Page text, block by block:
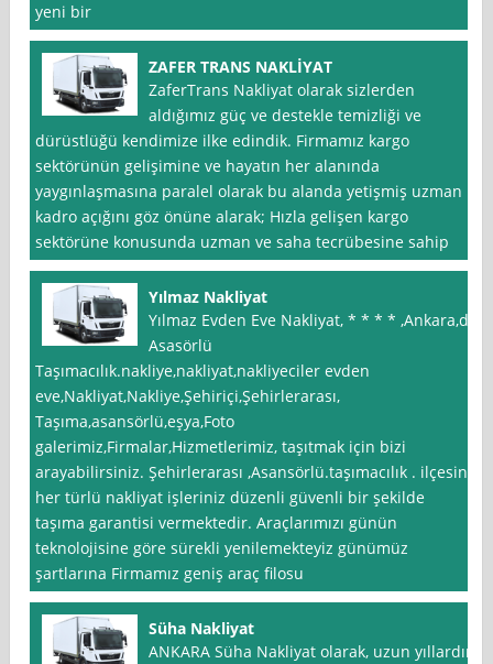
yeni bir
ZAFER TRANS NAKLİYAT
ZaferTrans Nakliyat olarak sizlerden
aldığımız güç ve destekle temizliği ve
dürüstlüğü kendimize ilke edindik. Firmamız kargo
sektörünün gelişimine ve hayatın her alanında
yaygınlaşmasına paralel olarak bu alanda yetişmiş uzman
kadro açığını göz önüne alarak; Hızla gelişen kargo
sektörüne konusunda uzman ve saha tecrübesine sahip
Yılmaz Nakliyat
Yılmaz Evden Eve Nakliyat, * * * * ,Ankara,da
Asasörlü
Taşımacılık.nakliye,nakliyat,nakliyeciler evden
eve,Nakliyat,Nakliye,Şehiriçi,Şehirlerarası,
Taşıma,asansörlü,eşya,Foto
galerimiz,Firmalar,Hizmetlerimiz, taşıtmak için bizi
arayabilirsiniz. Şehirlerarası ,Asansörlü.taşımacılık . ilçesine
her türlü nakliyat işleriniz düzenli güvenli bir şekilde
taşıma garantisi vermektedir. Araçlarımızı günün
teknolojisine göre sürekli yenilemekteyiz günümüz
şartlarına Firmamız geniş araç filosu
Süha Nakliyat
ANKARA Süha Nakliyat olarak, uzun yıllardır